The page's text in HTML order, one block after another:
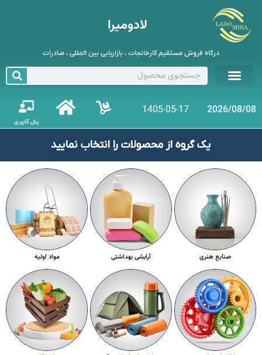
لادومیرا
درگاه فروش مستقیم کارخانجات ، بازاریابی بین المللی ، صادرات
2026/08/08
1405-05-17
پنل کاربری
یک گروه از محصولات را انتخاب نمایید
صنایع هنری آرایشی بهداشتی مواد اولیه